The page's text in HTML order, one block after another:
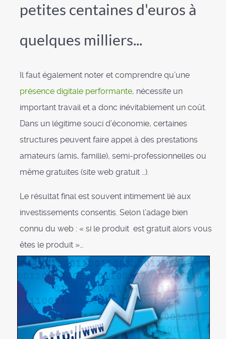
petites centaines d'euros à
quelques milliers...
Il faut également noter et comprendre qu’une
présence digitale performante, nécessite un
important travail et a donc inévitablement un coût.
Dans un légitime souci d’économie, certaines
structures peuvent faire appel à des prestations
amateurs (amis, famille), semi-professionnelles ou
même gratuites (site web gratuit …).
Le résultat final est souvent intimement lié aux
investissements consentis. Selon l’adage bien
connu du web : « si le produit est gratuit alors vous
êtes le produit »…